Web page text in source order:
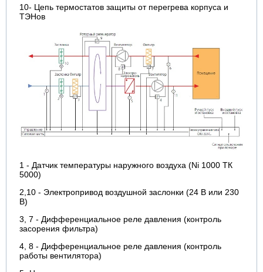
10- Цепь термостатов защиты от перегрева корпуса и
ТЭНов
1 - Датчик температуры наружного воздуха (Ni 1000 ТК
5000)
2,10 - Электропривод воздушной заслонки (24 В или 230
В)
3, 7 - Дифференциальное реле давления (контроль
засорения фильтра)
4, 8 - Дифференциальное реле давления (контроль
работы вентилятора)